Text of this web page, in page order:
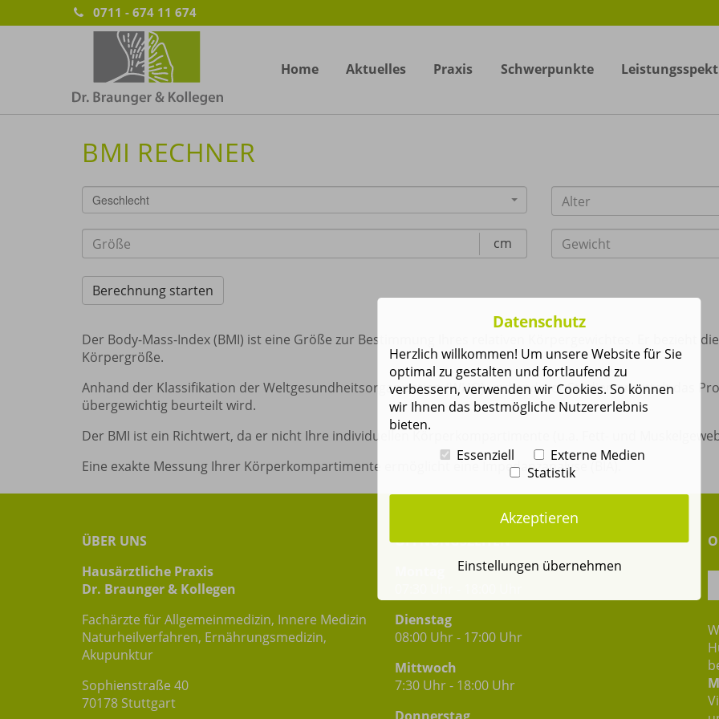
0711 - 674 11 674
Home Aktuelles Praxis Schwerpunkte
BMI RECHNER
Geschlecht
cm
Der Body-Mass-Index (BMI) ist eine Größe zur Bestimmung Ihres relativen Körpergewichtes. Er bezieht
Körpergröße.
Anhand der Klassifikation der Weltgesundheitsorganisation (WHO) und anderer Studien ermittelt das
übergewichtig beurteilt wird.
Der BMI ist ein Richtwert, da er nicht Ihre individuellen Körperkompartimente (u.a. Fett- und
Eine exakte Messung Ihrer Körperkompartimente ermöglicht eine Impedanzanalyse (BIA).
ÜBER UNS
Hausärztliche Praxis
Dr. Braunger & Kollegen
Fachärzte für Allgemeinmedizin, Innere Medizin
Naturheilverfahren, Ernährungsmedizin,
Akupunktur
Sophienstraße 40
70178 Stuttgart
ÖFFNUNGSZEITEN
Dienstag
08:00 Uhr - 17:00 Uhr
Mittwoch
7:30 Uhr - 18:00 Uhr
Datenschutz
Herzlich willkommen! Um unsere Website für Sie
optimal zu gestalten und fortlaufend zu
verbessern, verwenden wir Cookies. So können
wir Ihnen das bestmögliche Nutzererlebnis
bieten.
Essenziell
Externe Medien
Statistik
Akzeptieren
Einstellungen übernehmen